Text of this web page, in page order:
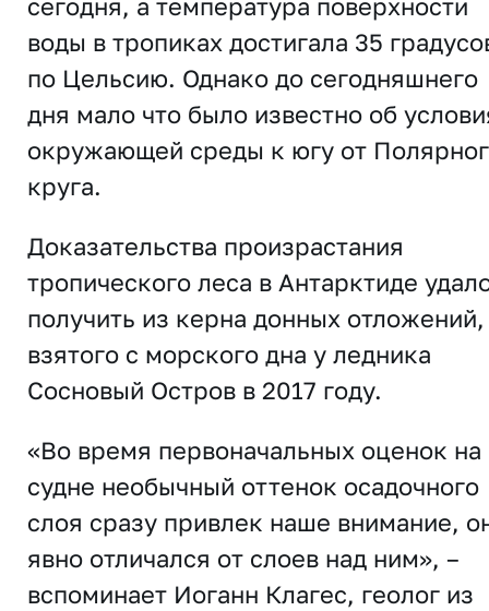
сегодня, а температура поверхности
воды в тропиках достигала 35
по Цельсию. Однако до сегодняшнего
дня мало что было известно об
окружающей среды к югу от
круга.
Доказательства произрастания
тропического леса в Антарктиде
получить из керна донных отложений,
взятого с морского дна у ледника
Сосновый Остров в 2017 году.
«Во время первоначальных оценок на
судне необычный оттенок осадочного
слоя сразу привлек наше внимание,
явно отличался от слоев над ним», –
вспоминает Иоганн Клагес, геолог из